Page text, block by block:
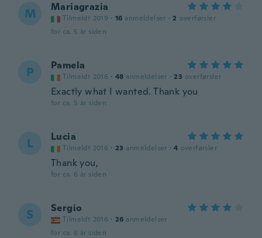
M Mariagrazia
Tilmeldt 2019 · 16 anmeldelser · 2 overførsler
for ca. 5 år siden
P Pamela
Tilmeldt 2016 · 48 anmeldelser · 23 overførsler
Exactly what I wanted. Thank you
for ca. 5 år siden
L Lucia
Tilmeldt 2016 · 23 anmeldelser · 4 overførsler
Thank you,
for ca. 6 år siden
S Sergio
Tilmeldt 2016 · 26 anmeldelser
for ca. 6 år siden